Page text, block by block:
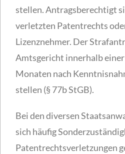
stellen. Antragsberechtigt
verletzten Patentrechts
Lizenznehmer. Der
Amtsgericht innerhalb
Monaten nach
stellen (§ 77b StGB).
Bei den diversen
sich häufig
Patentrechtsverletzungen